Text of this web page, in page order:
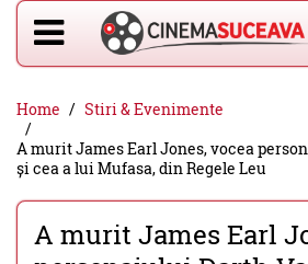
Home
Stiri & Evenimente
A murit James Earl Jones, vocea
și cea a lui Mufasa, din Regele Leu
A murit James Earl